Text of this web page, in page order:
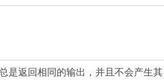
返回相同的输出，并且不会产生其